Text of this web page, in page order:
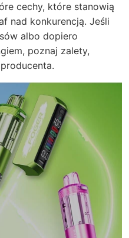
cechy, które stanowią
nad konkurencją. Jeśli
albo dopiero
poznaj zalety,